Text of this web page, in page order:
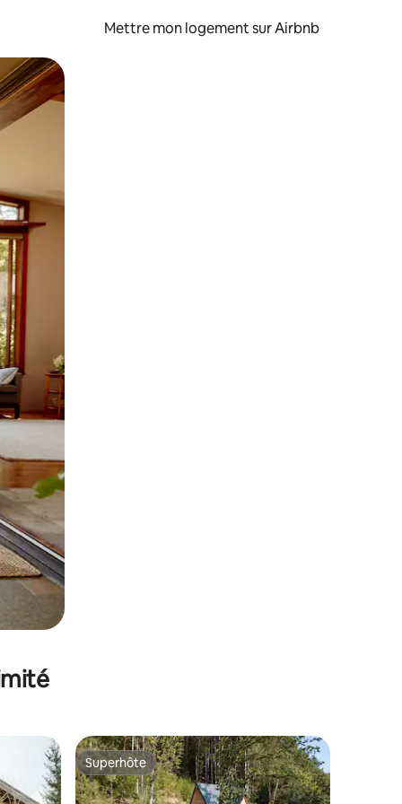
Mettre mon logement sur Airbnb
glisser.
Superhôte
Superhôte